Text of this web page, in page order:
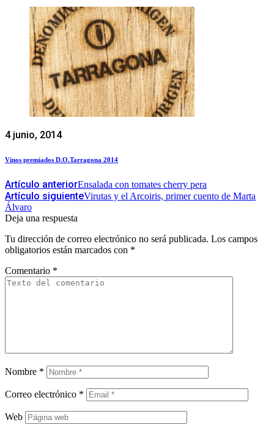
4 junio, 2014
Vinos premiados D.O.Tarragona 2014
Artículo anteriorEnsalada con tomates cherry pera
Artículo siguienteVirutas y el Arcoiris, primer cuento de Marta
Álvaro
Deja una respuesta
Tu dirección de correo electrónico no será publicada. Los campos
obligatorios están marcados con *
Comentario *
Nombre *
Correo electrónico *
Web